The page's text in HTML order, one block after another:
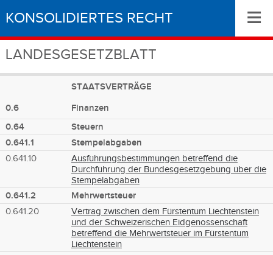
KONSOLIDIERTES RECHT
LANDESGESETZBLATT
≡
STAATSVERTRÄGE
0.6
Finanzen
0.64
Steuern
0.641.1
Stempelabgaben
0.641.10
Ausführungsbestimmungen betreffend die
Durchführung der Bundesgesetzgebung über die
Stempelabgaben
0.641.2 Mehrwertsteuer
0.641.20
Vertrag zwischen dem Fürstentum Liechtenstein
und der Schweizerischen Eidgenossenschaft
betreffend die Mehrwertsteuer im Fürstentum
Liechtenstein